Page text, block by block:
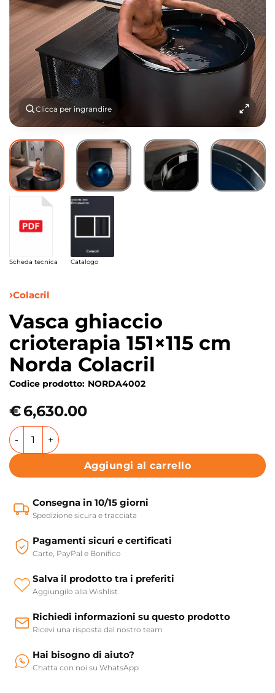
Clicca per ingrandire
Scheda tecnica Catalogo
Colacril
Vasca ghiaccio
crioterapia 151×115 cm
Norda Colacril
Codice prodotto: NORDA4002
€6,630.00
Vasca ghiaccio crioterapia 151x115 cm Norda Colacril
Aggiungi al carrello
Consegna in 10/15 giorni
Spedizione sicura e tracciata
Pagamenti sicuri e certificati
Carte, PayPal e Bonifico
Salva il prodotto tra i preferiti
Aggiungilo alla Wishlist
Richiedi informazioni su questo prodotto
Ricevi una risposta dal nostro team
Hai bisogno di aiuto?
Chatta con noi su WhatsApp